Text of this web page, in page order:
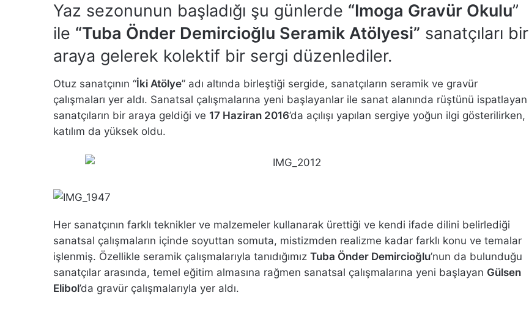
Yaz sezonunun başladığı şu günlerde “Imoga Gravür Okulu”
ile “Tuba Önder Demircioğlu Seramik Atölyesi” sanatçıları bir
araya gelerek kolektif bir sergi düzenlediler.
Otuz sanatçının “İki Atölye” adı altında birleştiği sergide, sanatçıların seramik ve gravür
çalışmaları yer aldı. Sanatsal çalışmalarına yeni başlayanlar ile sanat alanında rüştünü ispatlayan
sanatçıların bir araya geldiği ve 17 Haziran 2016’da açılışı yapılan sergiye yoğun ilgi gösterilirken,
katılım da yüksek oldu.
Her sanatçının farklı teknikler ve malzemeler kullanarak ürettiği ve kendi ifade dilini belirlediği
sanatsal çalışmaların içinde soyuttan somuta, mistizmden realizme kadar farklı konu ve temalar
işlenmiş. Özellikle seramik çalışmalarıyla tanıdığımız Tuba Önder Demircioğlu’nun da bulunduğu
sanatçılar arasında, temel eğitim almasına rağmen sanatsal çalışmalarına yeni başlayan Gülsen
Elibol’da gravür çalışmalarıyla yer aldı.